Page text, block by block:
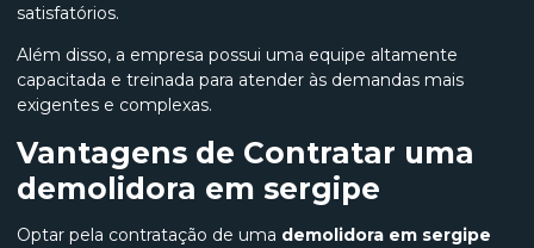
satisfatórios.
Além disso, a empresa possui uma equipe altamente
capacitada e treinada para atender às demandas mais
exigentes e complexas.
Vantagens de Contratar uma
demolidora em sergipe
Optar pela contratação de uma demolidora em sergipe